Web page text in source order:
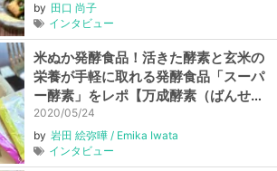
by 田口 尚子
インタビュー
米ぬか発酵食品！活きた酵素と玄米の
栄養が手軽に取れる発酵食品「スーパ
ー酵素」をレポ【万成酵素（ばんせい
こうそ）】
2020/05/24
by 岩田 絵弥曄 / Emika Iwata
インタビュー